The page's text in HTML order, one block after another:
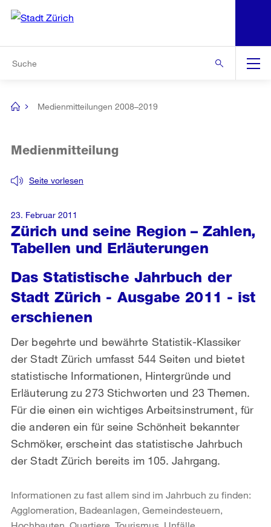
Navigation
[no
Medienmitteilungen 2008–2019
Zürich und seine Region – Zahlen,
Tabellen und Erläuterungen
Seite vorlesen
Medienmitteilung
Das Statistische Jahrbuch der
Stadt Zürich - Ausgabe 2011 - ist
erschienen
Der begehrte und bewährte Statistik-Klassiker
der Stadt Zürich umfasst 544 Seiten und bietet
statistische Informationen, Hintergründe und
Erläuterung zu 273 Stichworten und 23 Themen.
Für die einen ein wichtiges Arbeitsinstrument, für
die anderen ein für seine Schönheit bekannter
Schmöker, erscheint das statistische Jahrbuch
der Stadt Zürich bereits im 105. Jahrgang.
23. Februar 2011
Informationen zu fast allem sind im Jahrbuch zu finden:
Agglomeration, Badeanlagen, Gemeindesteuern,
Hochbauten, Quartiere, Tourismus, Unfälle,